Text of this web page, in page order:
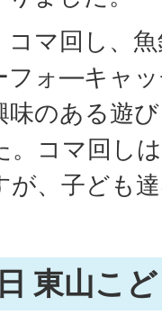
マ回し、
フォ―キャ
味のある遊
。コマ回し
が、子ども
東山こ